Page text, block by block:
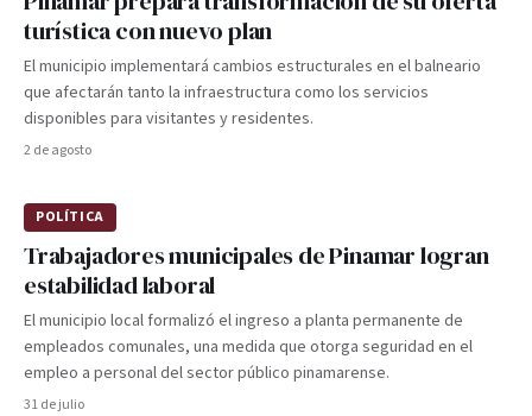
turística con nuevo plan
El municipio implementará cambios estructurales en el balneario
que afectarán tanto la infraestructura como los servicios
disponibles para visitantes y residentes.
2 de agosto
POLÍTICA
Trabajadores municipales de Pinamar logran
estabilidad laboral
El municipio local formalizó el ingreso a planta permanente de
empleados comunales, una medida que otorga seguridad en el
empleo a personal del sector público pinamarense.
31 de julio